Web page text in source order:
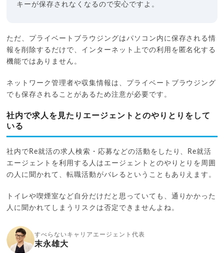
キーが保存されなくなるので安心ですよ。
ただ、プライベートブラウジングはパソコン内に保存される情
報を削除するだけで、インターネット上での利用を匿名化する
機能ではありません。
ネットワーク管理者や収集情報は、プライベートブラウジング
でも保存されることがあるため注意が必要です。
社内で求人を見たりエージェントとのやりとりをして
いる
社内でRe就活の求人検索・応募などの活動をしたり、Re就活
エージェントを利用する人はエージェントとのやりとりを周囲
の人に聞かれて、転職活動がバレるということもありえます。
トイレや喫煙室など自分だけだと思っていても、通りかかった
人に聞かれてしまうリスクは否定できませんよね。
すべらないキャリアエージェント代表
末永雄大